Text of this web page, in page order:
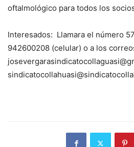
oftalmológico para todos los
Interesados: Llamara el número
942600208 (celular) o a los